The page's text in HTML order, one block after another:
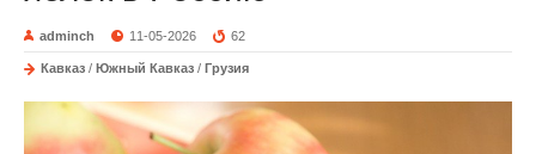
adminch 11-05-2026 62
Кавказ / Южный Кавказ / Грузия